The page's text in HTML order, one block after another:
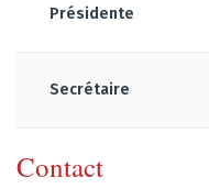
Présidente
Secrétaire
Contact